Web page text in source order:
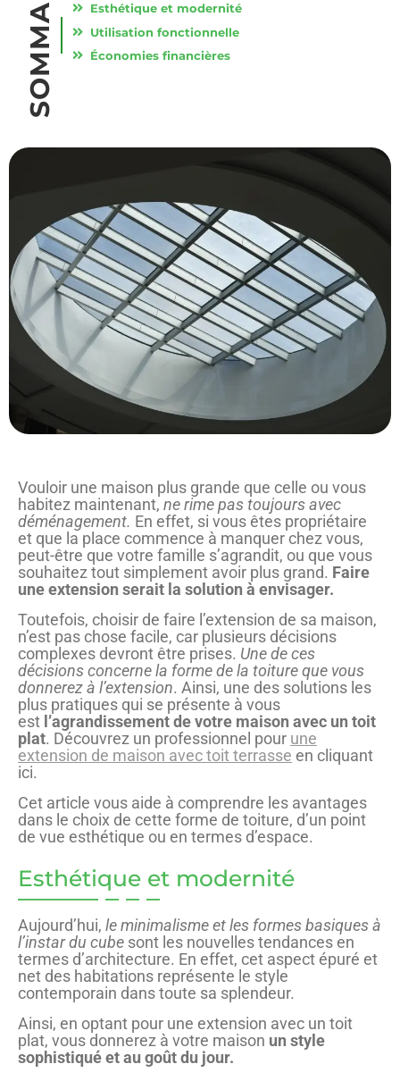
SOMMAIRE
Esthétique et modernité
Utilisation fonctionnelle
Économies financières
Vouloir une maison plus grande que celle ou vous
habitez maintenant, ne rime pas toujours avec
déménagement. En effet, si vous êtes propriétaire
et que la place commence à manquer chez vous,
peut-être que votre famille s’agrandit, ou que vous
souhaitez tout simplement avoir plus grand. Faire
une extension serait la solution à envisager.
Toutefois, choisir de faire l’extension de sa maison,
n’est pas chose facile, car plusieurs décisions
complexes devront être prises. Une de ces
décisions concerne la forme de la toiture que vous
donnerez à l’extension. Ainsi, une des solutions les
plus pratiques qui se présente à vous
est l’agrandissement de votre maison avec un toit
plat. Découvrez un professionnel pour une
extension de maison avec toit terrasse en cliquant
ici.
Cet article vous aide à comprendre les avantages
dans le choix de cette forme de toiture, d’un point
de vue esthétique ou en termes d’espace.
Esthétique et modernité
Aujourd’hui, le minimalisme et les formes basiques à
l’instar du cube sont les nouvelles tendances en
termes d’architecture. En effet, cet aspect épuré et
net des habitations représente le style
contemporain dans toute sa splendeur.
Ainsi, en optant pour une extension avec un toit
plat, vous donnerez à votre maison un style
sophistiqué et au goût du jour.